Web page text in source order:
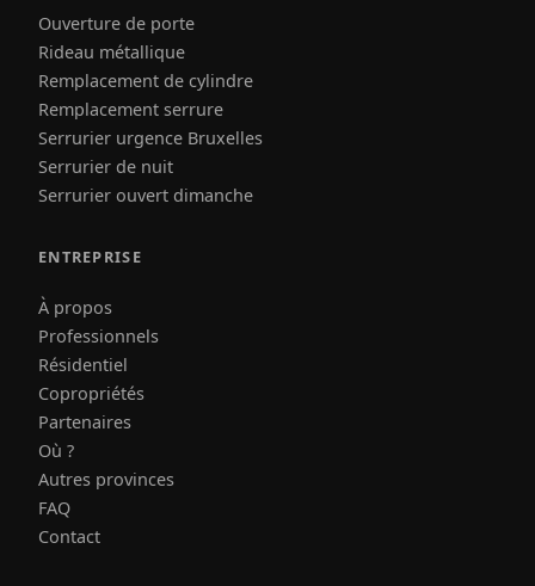
Ouverture de porte
Rideau métallique
Remplacement de cylindre
Remplacement serrure
Serrurier urgence Bruxelles
Serrurier de nuit
Serrurier ouvert dimanche
ENTREPRISE
À propos
Professionnels
Résidentiel
Copropriétés
Partenaires
Où ?
Autres provinces
FAQ
Contact